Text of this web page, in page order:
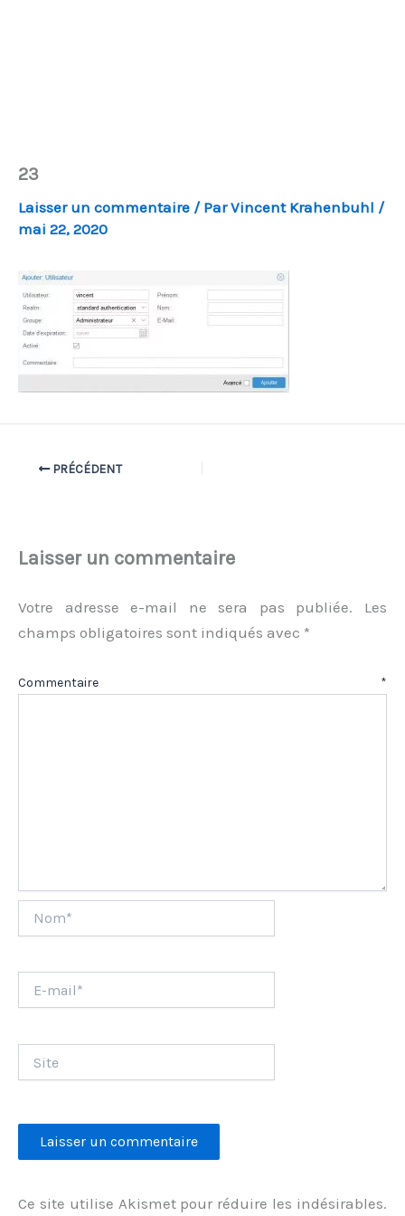
23
Laisser un commentaire / ParVincent Krahenbuhl /
mai 22, 2020
PRÉCÉDENT
Laisser un commentaire
Votre adresse e-mail ne sera pas publiée.
Les
champs obligatoires sont indiqués avec *
Commentaire *
mail*
Ce site utilise Akismet pour réduire les indésirables.